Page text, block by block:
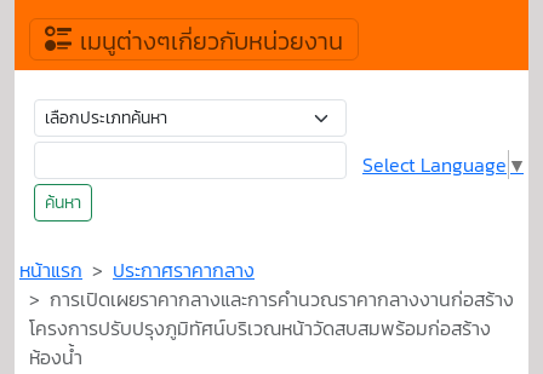
เมนูต่างๆเกี่ยวกับหน่วยงาน
ค้นหา
Select Language ▼
หน้าแรก
ประกาศราคากลาง
การเปิดเผยราคากลางและการคำนวณราคากลางงานก่อสร้าง
โครงการปรับปรุงภูมิทัศน์บริเวณหน้าวัดสบสมพร้อมก่อสร้าง
ห้องน้ำ